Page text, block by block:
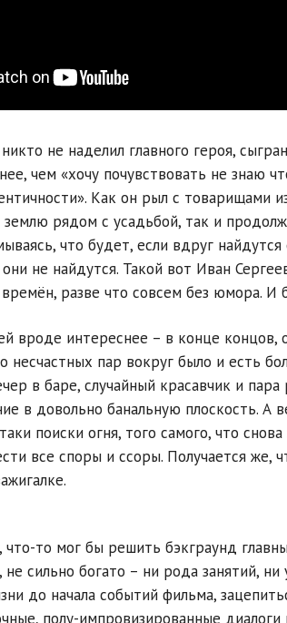
не наделил главного героя,
чем «хочу почувствовать не знаю
Как он рыл с товарищами
рядом с усадьбой, так и
что будет, если вдруг найдутся
не найдутся. Такой вот Иван
разве что совсем без юмора. И
вроде интереснее – в конце концов,
несчастных пар вокруг было и есть
в баре, случайный красавчик и
в довольно банальную плоскость. А
поиски огня, того самого, что
все споры и ссоры. Получается же,
что-то мог бы решить бэкграунд
не сильно богато – ни рода занятий, ни
до начала событий фильма,
полу-импровизированные